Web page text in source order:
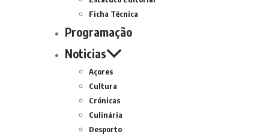
Ficha Técnica
Programação
Noticias
Açores
Cultura
Crónicas
Culinária
Desporto